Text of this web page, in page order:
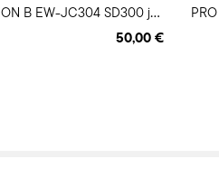
S
HIMANO JUNCTION B EW-JC304 SD300 jungtis
50,00 €